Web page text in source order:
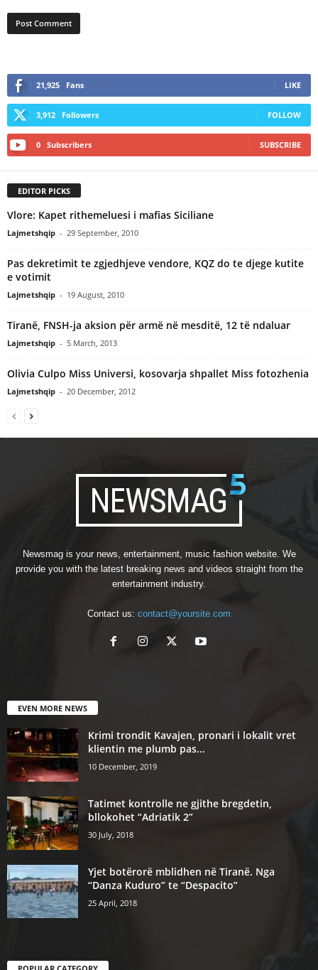
21,925 Fans LIKE
3,912 Followers FOLLOW
0 Subscribers SUBSCRIBE
EDITOR PICKS
Vlore: Kapet rithemeluesi i mafias Siciliane
Lajmetshqip - 29 September, 2010
Pas dekretimit te zgjedhjeve vendore, KQZ do te djege kutite
e votimit
Lajmetshqip - 19 August, 2010
Tiranë, FNSH-ja aksion për armë në mesditë, 12 të ndaluar
Lajmetshqip - 5 March, 2013
Olivia Culpo Miss Universi, kosovarja shpallet Miss fotozhenia
Lajmetshqip - 20 December, 2012
Newsmag is your news, entertainment, music fashion website. We
provide you with the latest breaking news and videos straight from the
entertainment industry.
Contact us: contact@yoursite.com
EVEN MORE NEWS
Krimi trondit Kavajen, pronari i lokalit vret
klientin me plumb pas...
10 December, 2019
Tatimet kontrolle ne gjithe bregdetin,
bllokohet “Adriatik 2”
30 July, 2018
Yjet botërorë mblidhen në Tiranë. Nga
“Danza Kuduro” te “Despacito”
25 April, 2018